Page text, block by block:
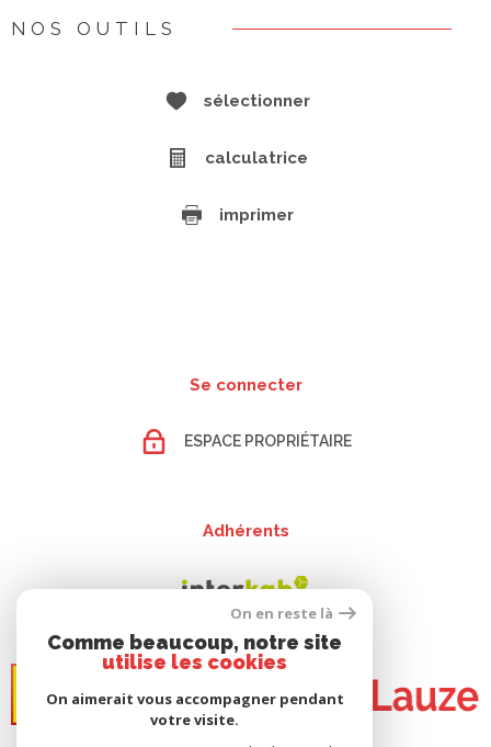
NOS OUTILS
sélectionner
calculatrice
imprimer
Se connecter
ESPACE PROPRIÉTAIRE
Adhérents
On en reste là
Comme beaucoup, notre site
utilise les cookies
On aimerait vous accompagner pendant
votre visite.